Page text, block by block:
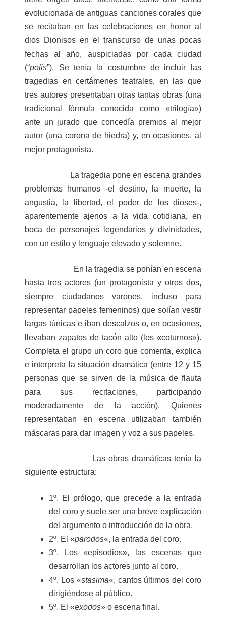
evolucionada de antiguas canciones corales que
se recitaban en las celebraciones en honor al
dios Dionisos en el transcurso de unas pocas
fechas al año, auspiciadas por cada ciudad
(“polis”). Se tenía la costumbre de incluir las
tragedias en certámenes teatrales, en las que
tres autores presentaban otras tantas obras (una
tradicional fórmula conocida como «trilogía»)
ante un jurado que concedía premios al mejor
autor (una corona de hiedra) y, en ocasiones, al
mejor protagonista.
La tragedia pone en escena grandes
problemas humanos -el destino, la muerte, la
angustia, la libertad, el poder de los dioses-,
aparentemente ajenos a la vida cotidiana, en
boca de personajes legendarios y divinidades,
con un estilo y lenguaje elevado y solemne.
En la tragedia se ponían en escena
hasta tres actores (un protagonista y otros dos,
siempre ciudadanos varones, incluso para
representar papeles femeninos) que solían vestir
largas túnicas e iban descalzos o, en ocasiones,
llevaban zapatos de tacón alto (los «coturnos»).
Completa el grupo un coro que comenta, explica
e interpreta la situación dramática (entre 12 y 15
personas que se sirven de la música de flauta
para sus recitaciones, participando
moderadamente de la acción). Quienes
representaban en escena utilizaban también
máscaras para dar imagen y voz a sus papeles.
Las obras dramáticas tenía la
siguiente estructura:
1º. El prólogo, que precede a la entrada
del coro y suele ser una breve explicación
del argumento o introducción de la obra.
2º. El «parodos«, la entrada del coro.
3º. Los «episodios», las escenas que
desarrollan los actores junto al coro.
4º. Los «stasima«, cantos últimos del coro
dirigiéndose al público.
5º. El «exodos» o escena final.